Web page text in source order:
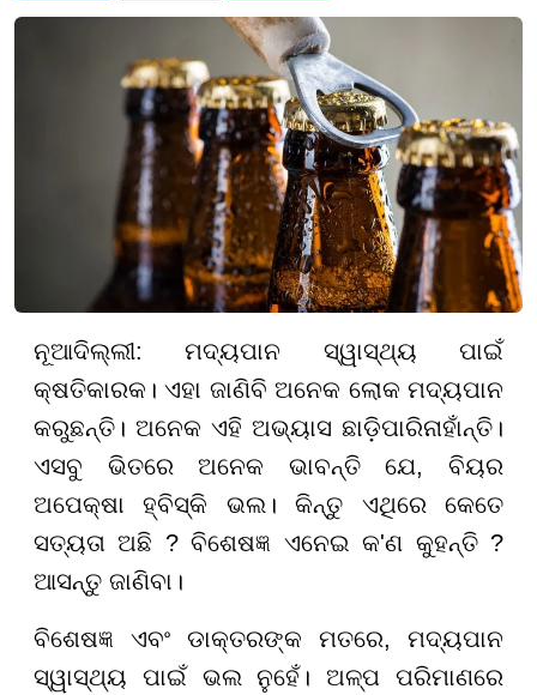
ନୂଆଦିଲ୍ଲୀ: ମଦ୍ୟପାନ ସ୍ୱାସ୍ଥ୍ୟ ପାଇଁ
କ୍ଷତିକାରକ। ଏହା ଜାଣିବି ଅନେକ ଲୋକ ମଦ୍ୟପାନ
କରୁଛନ୍ତି। ଅନେକ ଏହି ଅଭ୍ୟାସ ଛାଡ଼ିପାରିନାହାଁନ୍ତି।
ଏସବୁ ଭିତରେ ଅନେକ ଭାବନ୍ତି ଯେ, ବିୟର
ଅପେକ୍ଷା ହ୍ବିସ୍କି ଭଲ। କିନ୍ତୁ ଏଥିରେ କେତେ
ସତ୍ୟତା ଅଛି ? ବିଶେଷଜ୍ଞ ଏନେଇ କ'ଣ କୁହନ୍ତି ?
ଆସନ୍ତୁ ଜାଣିବା।
ବିଶେଷଜ୍ଞ ଏବଂ ଡାକ୍ତରଙ୍କ ମତରେ, ମଦ୍ୟପାନ
ସ୍ୱାସ୍ଥ୍ୟ ପାଇଁ ଭଲ ନୁହେଁ। ଅଳ୍ପ ପରିମାଣରେ